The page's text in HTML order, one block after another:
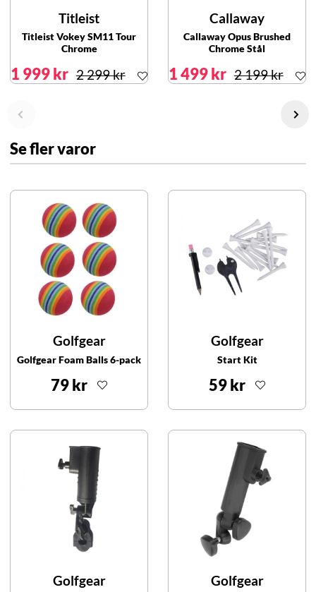
Titleist
Titleist Vokey SM11 Tour
Chrome
1 999 kr 2 299 kr
Callaway
Callaway Opus Brushed
Chrome Stål
1 499 kr 2 199 kr
Se fler varor
Golfgear
Golfgear Foam Balls 6-pack
79 kr
Golfgear
Start Kit
59 kr
Golfgear Golfgear